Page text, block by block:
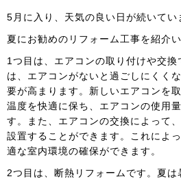
5月に入り、天気の良い日が続いてい
夏にお勧めのリフォーム工事を紹介い
1つ目は、エアコンの取り付けや交換
は、エアコンがないと過ごしにくく
要が高まります。新しいエアコンを
温度を快適に保ち、エアコンの使用
す。また、エアコンの交換によって
設置することができます。これによ
適な室内環境の確保ができます。
2つ目は、断熱リフォームです。夏